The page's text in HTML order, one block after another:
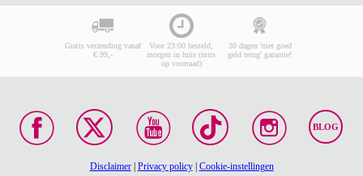
Gratis verzending vanaf
€ 99,-
Voor 23:00 besteld,
morgen in huis (mits
op voorraad)
30 dagen 'niet goed
geld terug' garantie!
BLOG
Disclaimer| Privacy policy| Cookie-instellingen